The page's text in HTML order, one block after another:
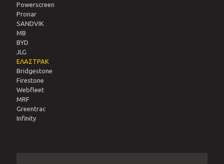
Powerscreen
Pronar
SANDVIΚ
MB
BYD
JLG
ΕΛΑΣΤΡΑΚ
Bridgestone
Firestone
Webfleet
MRF
Greentrac
Infinity